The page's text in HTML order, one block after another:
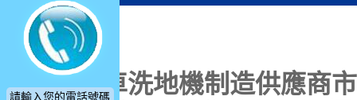
電動掃地車洗地機制造供應商